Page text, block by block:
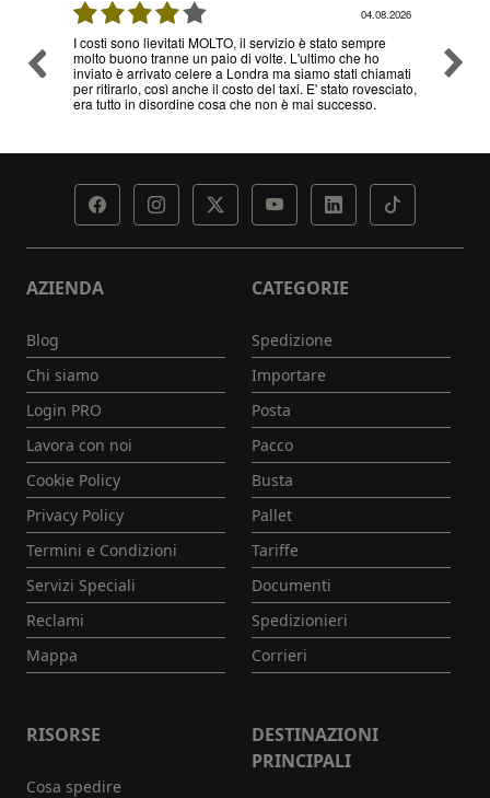
04.08.2026
I costi sono lievitati MOLTO, il servizio è stato sempre
molto buono tranne un paio di volte. L'ultimo che ho
inviato è arrivato celere a Londra ma siamo stati chiamati
per ritirarlo, così anche il costo del taxi. E' stato rovesciato,
era tutto in disordine cosa che non è mai successo.
AZIENDA
Blog
Chi siamo
Login PRO
Lavora con noi
Cookie Policy
Privacy Policy
Termini e Condizioni
Servizi Speciali
Reclami
Mappa
CATEGORIE
Spedizione
Importare
Posta
Pacco
Busta
Pallet
Tariffe
Documenti
Spedizionieri
Corrieri
RISORSE
Cosa spedire
DESTINAZIONI
PRINCIPALI